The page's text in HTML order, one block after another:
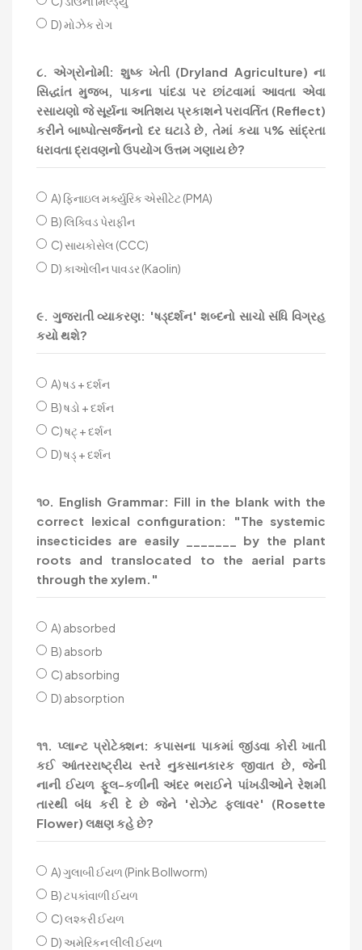
D) મોઝેક રોગ
૮. એગ્રોનોમી: શુષ્ક ખેતી (Dryland Agriculture) ના
સિદ્ધાંત મુજબ, પાકના પાંદડા પર છાંટવામાં આવતા એવા
રસાયણો જે સૂર્યના અતિશય પ્રકાશને પરાવર્તિત (Reflect)
કરીને બાષ્પોત્સર્જનનો દર ઘટાડે છે, તેમાં કયા ૫% સાંદ્રતા
ધરાવતા દ્રાવણનો ઉપયોગ ઉત્તમ ગણાય છે?
A) ફિનાઇલ મર્ક્યુરિક એસીટેટ (PMA)
B) લિક્વિડ પેરાફીન
C) સાયકોસેલ (CCC)
D) કાઓલીન પાવડર (Kaolin)
૯. ગુજરાતી વ્યાકરણ: 'ષડ્દર્શન' શબ્દનો સાચો સંધિ વિગ્રહ
કયો થશે?
A) ષડ + દર્શન
B) ષડો + દર્શન
C) ષટ્ + દર્શન
D) ષડ્ + દર્શન
૧૦. English Grammar: Fill in the blank with the
correct lexical configuration: "The systemic
insecticides are easily _______ by the plant
roots and translocated to the aerial parts
through the xylem."
A) absorbed
B) absorb
C) absorbing
D) absorption
૧૧. પ્લાન્ટ પ્રોટેક્શન: કપાસના પાકમાં જીંડવા કોરી ખાતી
કઈ આંતરરાષ્ટ્રીય સ્તરે નુકસાનકારક જીવાત છે, જેની
નાની ઈયળ ફૂલ-કળીની અંદર ભરાઈને પાંખડીઓને રેશમી
તારથી બંધ કરી દે છે જેને 'રોઝેટ ફ્લાવર' (Rosette
Flower) લક્ષણ કહે છે?
A) ગુલાબી ઈયળ (Pink Bollworm)
B) ટપકાંવાળી ઈયળ
C) લશ્કરી ઈયળ
D) અમેરિકન લીલી ઈયળ